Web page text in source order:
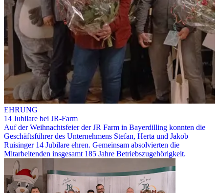
EHRUNG
14 Jubilare bei JR-Farm
Auf der Weihnachtsfeier der JR Farm in Bayerdilling konnten die
Geschäftsführer des Unternehmens Stefan, Herta und Jakob
Ruisinger 14 Jubilare ehren. Gemeinsam absolvierten die
Mitarbeitenden insgesamt 185 Jahre Betriebszugehörigkeit.